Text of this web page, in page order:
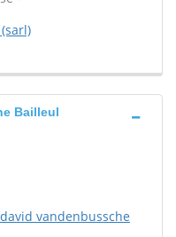
Bailleul
vandenbussche